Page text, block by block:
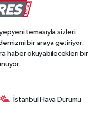
temasıyla sizleri
bir araya getiriyor.
haber okuyabilecekleri bir
İstanbul Hava Durumu